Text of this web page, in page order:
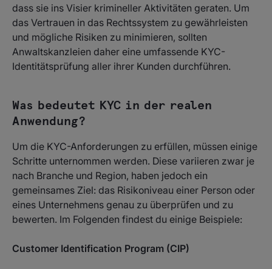
dass sie ins Visier krimineller Aktivitäten geraten. Um
das Vertrauen in das Rechtssystem zu gewährleisten
und mögliche Risiken zu minimieren, sollten
Anwaltskanzleien daher eine umfassende KYC-
Identitätsprüfung aller ihrer Kunden durchführen.
Was bedeutet KYC in der realen
Anwendung?
Um die KYC-Anforderungen zu erfüllen, müssen einige
Schritte unternommen werden. Diese variieren zwar je
nach Branche und Region, haben jedoch ein
gemeinsames Ziel: das Risikoniveau einer Person oder
eines Unternehmens genau zu überprüfen und zu
bewerten. Im Folgenden findest du einige Beispiele:
Customer Identification Program (CIP)